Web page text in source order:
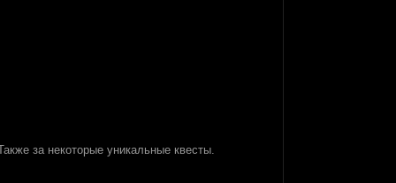
за некоторые уникальные квесты.